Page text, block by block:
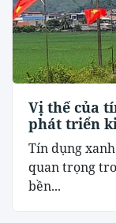
Vị thế của
phát triển
Tín dụng
quan trọng
bền...